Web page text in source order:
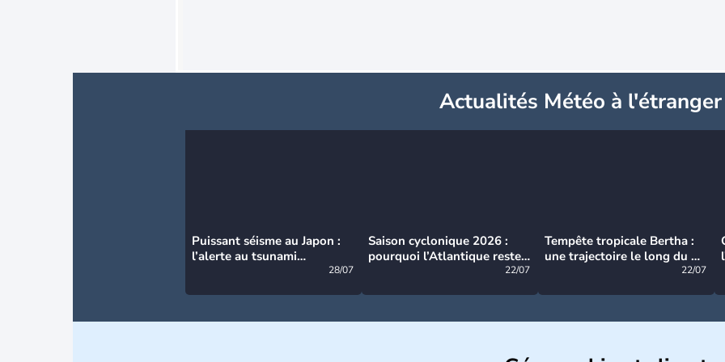
Actualités Météo à l'étranger
Puissant séisme au Japon :
l’alerte au tsunami
28/07
Saison cyclonique 2026 :
pourquoi l’Atlantique reste
22/07
Tempête tropicale Bertha :
une trajectoire le long du du
22/07